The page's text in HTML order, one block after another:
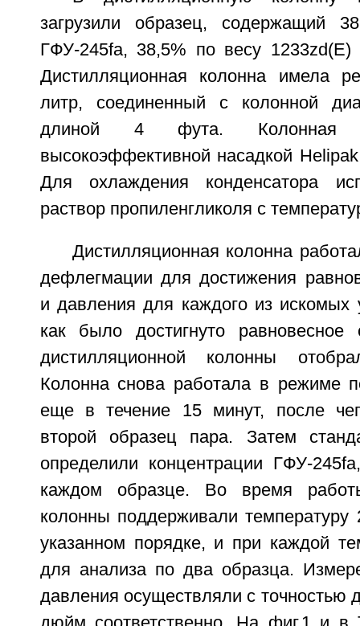
загрузили образец, содержащий
ГФУ-245fa, 38,5% по весу
Дистилляционная колонна имела
литр, соединенный с колонной
длиной 4 фута. Колонная
высокоэффективной насадкой
Для охлаждения конденсатора
раствор пропиленгликоля с
Дистилляционная колонна
дефлегмации для достижения
и давления для каждого из искомых
как было достигнуто равновесное
дистилляционной колонны
Колонна снова работала в режиме
еще в течение 15 минут, после
второй образец пара. Затем
определили концентрации ГФУ-
каждом образце. Во время
колонны поддерживали
указанном порядке, и при каждой
для анализа по два образца.
давления осуществляли с точностью